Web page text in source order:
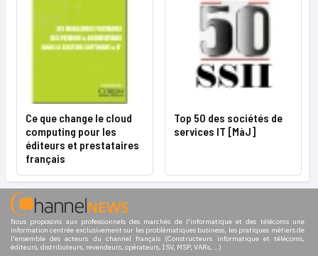
Ce que change le cloud
computing pour les
éditeurs et prestataires
français
Top 50 des sociétés de
services IT [MàJ]
Nous proposons aux professionnels des marchés de l'informatique et des télécoms une
information centrée exclusivement sur les problématiques business, les pratiques métiers de
l'ensemble des acteurs du channel français (Constructeurs informatique et télécoms,
éditeurs, distributeurs, revendeurs, opérateurs, ISV, MSP, VARs,...)